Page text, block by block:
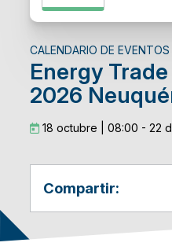
CALENDARIO DE EVENTOS
Energy
2026
18 octubre | 08:00 - 22
Compartir: